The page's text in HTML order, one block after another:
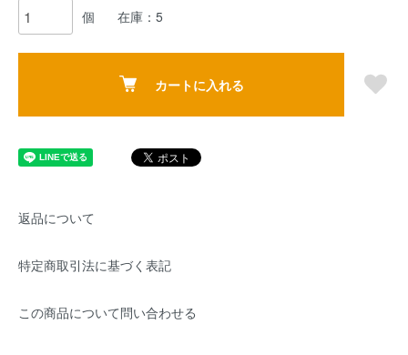
個 在庫：5
カートに入れる
返品について
特定商取引法に基づく表記
この商品について問い合わせる